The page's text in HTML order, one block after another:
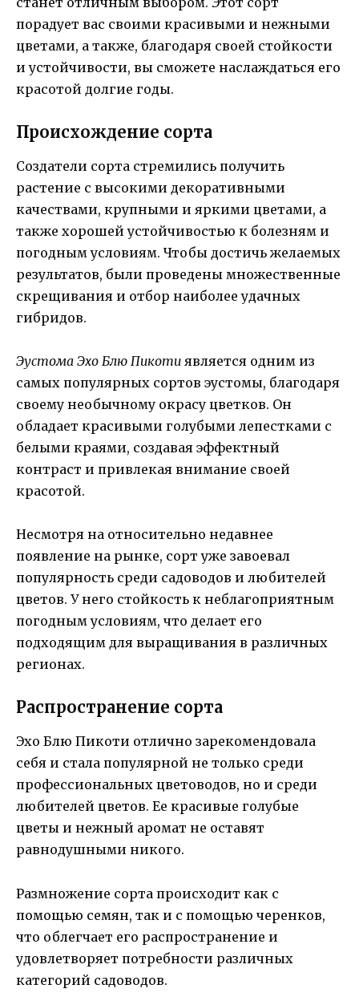
порадует вас своими красивыми и нежными
цветами, а также, благодаря своей стойкости
и устойчивости, вы сможете наслаждаться его
красотой долгие годы.
Происхождение сорта
Создатели сорта стремились получить
растение с высокими декоративными
качествами, крупными и яркими цветами, а
также хорошей устойчивостью к болезням и
погодным условиям. Чтобы достичь желаемых
результатов, были проведены множественные
скрещивания и отбор наиболее удачных
гибридов.
Эустома Эхо Блю Пикоти является одним из
самых популярных сортов эустомы, благодаря
своему необычному окрасу цветков. Он
обладает красивыми голубыми лепестками с
белыми краями, создавая эффектный
контраст и привлекая внимание своей
красотой.
Несмотря на относительно недавнее
появление на рынке, сорт уже завоевал
популярность среди садоводов и любителей
цветов. У него стойкость к неблагоприятным
погодным условиям, что делает его
подходящим для выращивания в различных
регионах.
Распространение сорта
Эхо Блю Пикоти отлично зарекомендовала
себя и стала популярной не только среди
профессиональных цветоводов, но и среди
любителей цветов. Ее красивые голубые
цветы и нежный аромат не оставят
равнодушными никого.
Размножение сорта происходит как с
помощью семян, так и с помощью черенков,
что облегчает его распространение и
удовлетворяет потребности различных
категорий садоводов.